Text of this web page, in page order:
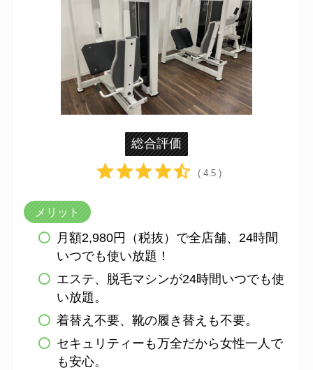
総合評価
( 4.5 )
メリット
月額2,980円（税抜）で全店舗、24時間
いつでも使い放題！
エステ、脱毛マシンが24時間いつでも使
い放題。
着替え不要、靴の履き替えも不要。
セキュリティーも万全だから女性一人で
も安心。